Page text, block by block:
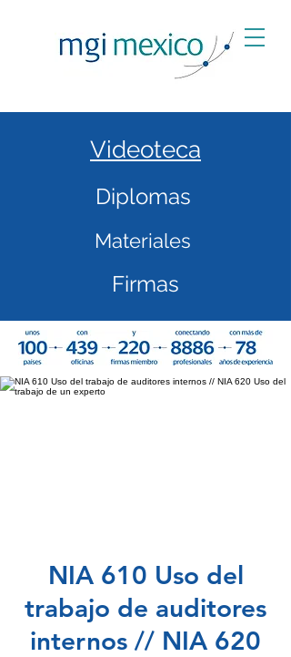
Videoteca
Diplomas
Materiales
Firmas
NIA 610 Uso del
trabajo de auditores
internos // NIA 620